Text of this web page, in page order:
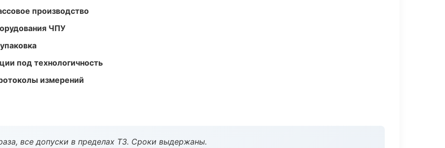
производство
ЧПУ
под технологичность
измерений
все допуски в пределах ТЗ. Сроки выдержаны.